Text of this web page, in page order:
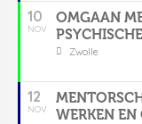
10
NOV
OMGAAN
Zwolle
12
NOV
WERKEN